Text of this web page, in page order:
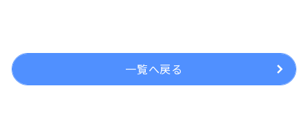
一覧へ戻る